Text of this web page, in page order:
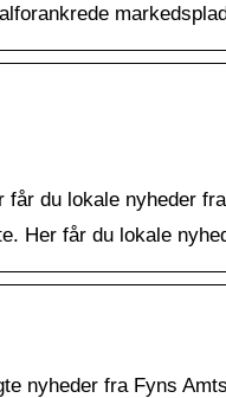
du lokale nyheder
Her får du lokale
nyheder fra Fyns